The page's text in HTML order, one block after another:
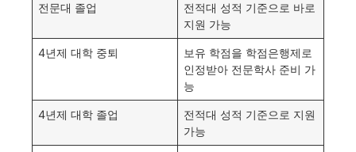
전문대 졸업
전적대 성적 기준으로 바로
지원 가능
4년제 대학 중퇴
보유 학점을 학점은행제로
인정받아 전문학사 준비 가
능
4년제 대학 졸업
전적대 성적 기준으로 지원
가능